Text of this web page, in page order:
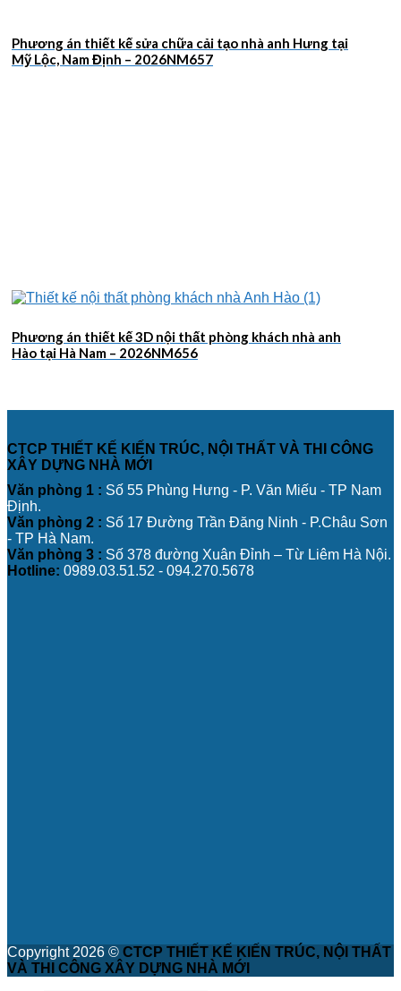
Phương án thiết kế sửa chữa cải tạo nhà anh Hưng tại
Mỹ Lộc, Nam Định – 2026NM657
Phương án thiết kế 3D nội thất phòng khách nhà anh
Hào tại Hà Nam – 2026NM656
CTCP THIẾT KẾ KIẾN TRÚC, NỘI THẤT VÀ THI CÔNG
XÂY DỰNG NHÀ MỚI
Văn phòng 1 : Số 55 Phùng Hưng - P. Văn Miếu - TP Nam
Định.
Văn phòng 2 : Số 17 Đường Trần Đăng Ninh - P.Châu Sơn
- TP Hà Nam.
Văn phòng 3 : Số 378 đường Xuân Đỉnh – Từ Liêm Hà Nội.
Hotline: 0989.03.51.52 - 094.270.5678
Copyright 2026 © CTCP THIẾT KẾ KIẾN TRÚC, NỘI THẤT
VÀ THI CÔNG XÂY DỰNG NHÀ MỚI